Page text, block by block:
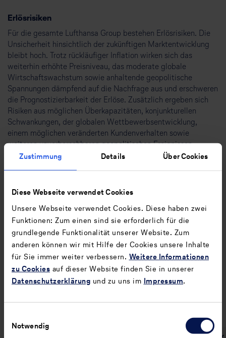
Zustimmung Details Über Cookies
Diese Webseite verwendet Cookies
Unsere Webseite verwendet Cookies. Diese haben zwei
Funktionen: Zum einen sind sie erforderlich für die
grundlegende Funktionalität unserer Website. Zum
anderen können wir mit Hilfe der Cookies unsere Inhalte
für Sie immer weiter verbessern. Weitere Informationen
zu Cookies auf dieser Website finden Sie in unserer
Datenschutzerklärung und zu uns im Impressum.
Notwendig
Erlösrisiken
Für die gesamte Lufthansa Group bestehen Erlösrisiken. Die
Unsicherheit hinsichtlich der zukünftigen Marktentwicklung
bleibt hoch. Trotz rückläufiger Inflation wirken sich das
weiterhin erhöhte Preisniveau, das moderate globale
Wirtschaftswachstum sowie anhaltende geopolitische
Spannungen dämpfend auf die Nachfrage aus und erschweren
die Prognostizierbarkeit der Erlöse. Zusätzlich ergeben sich
Risiken aus möglichen Überkapazitäten, konjunkturellen
Schwankungen, der globalen Wettbewerbsentwicklung,
einem möglichen veränderten Kundenverhalten sowie
weiteren unvorhersehbaren geopolitischen Ereignissen.
Kurzfristig kann diesen Risiken durch eine kontinuierliche
Vertriebs-, Produkt- und Kostensenkungsmaßnahmen
Ein hohes Verkehrsaufkommen und ungünstige
Wetterbedingungen können zu Kapazitätsengpässen bei
Infrastrukturanbietern und bei der Flugsicherung führen, die
auswirken. Zudem können Engpässe bei der Lieferung von
Flugzeugen stellen Risiken dar, da sie zu Flugplanänderungen,